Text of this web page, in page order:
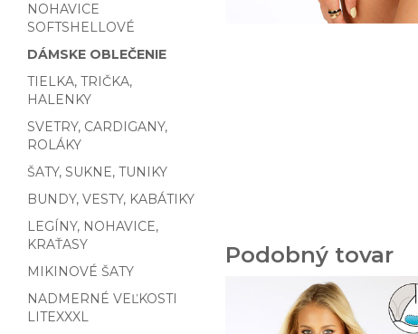
NOHAVICE
SOFTSHELLOVÉ
DÁMSKE OBLEČENIE
TIELKA, TRIČKA,
HALENKY
SVETRY, CARDIGANY,
ROLÁKY
ŠATY, SUKNE, TUNIKY
BUNDY, VESTY, KABÁTIKY
LEGÍNY, NOHAVICE,
KRAŤASY
MIKINOVÉ ŠATY
NADMERNÉ VEĽKOSTI
LITEXXXL
Podobný tovar